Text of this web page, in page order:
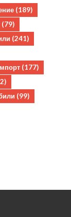
(189)
(79)
(241)
(177)
(99)